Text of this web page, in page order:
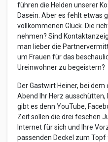
führen die Helden unserer
Dasein. Aber es fehlt etwas
vollkommenen Glück. Die
nehmen? Sind
man lieber die
um Frauen für das
Ureinwohner zu begeistern?
Der Gastwirt Heiner, bei
Abend Ihr Herz ausschütten,
gibt es denn YouTube,
Zeit sollen die drei feschen
Internet für sich und Ihre
passenden Deckel zum Topf